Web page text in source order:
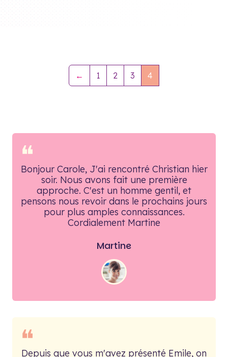
← 1 2 3 4
❝
Bonjour Carole, J'ai rencontré Christian hier
soir. Nous avons fait une première
approche. C'est un homme gentil, et
pensons nous revoir dans le prochains jours
pour plus amples connaissances.
Cordialement Martine
Martine
❝
Depuis que vous m'avez présenté Emile, on